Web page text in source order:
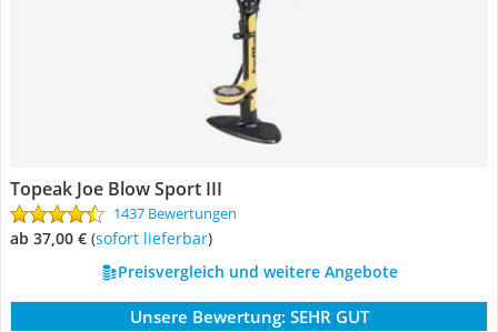
Topeak Joe Blow Sport III
1437 Bewertungen
ab 37,00 € ( Sofort lieferbar)
Preisvergleich und weitere Angebote
Unsere Bewertung: SEHR GUT